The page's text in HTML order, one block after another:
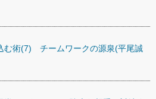
む術(7) チームワークの源泉(平尾誠